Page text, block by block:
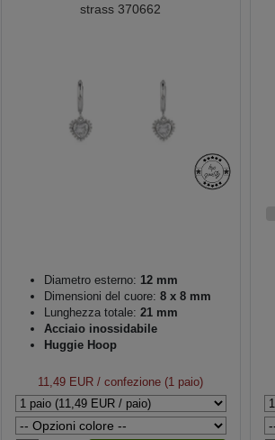
strass 370662
Diametro esterno: 12 mm
Dimensioni del cuore: 8 x 8 mm
Lunghezza totale: 21 mm
Acciaio inossidabile
Huggie Hoop
11,49 EUR / confezione (1 paio)